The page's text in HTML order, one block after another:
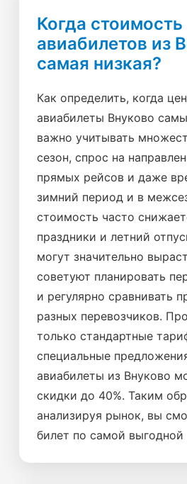
Когда стоимость
авиабилетов из
самая низкая?
Как определить, когда
авиабилеты Внуково
важно учитывать
сезон, спрос на
прямых рейсов и даже
зимний период и в
стоимость часто
праздники и летний
могут значительно
советуют планировать
и регулярно сравнивать
разных перевозчиков.
только стандартные
специальные
авиабилеты из Внуково
скидки до 40%. Таким
анализируя рынок, вы
билет по самой выгодной